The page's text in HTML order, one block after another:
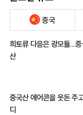
중국
희토류 다음은 광모듈…
산
중국산 에어콘을 웃돈 주
디